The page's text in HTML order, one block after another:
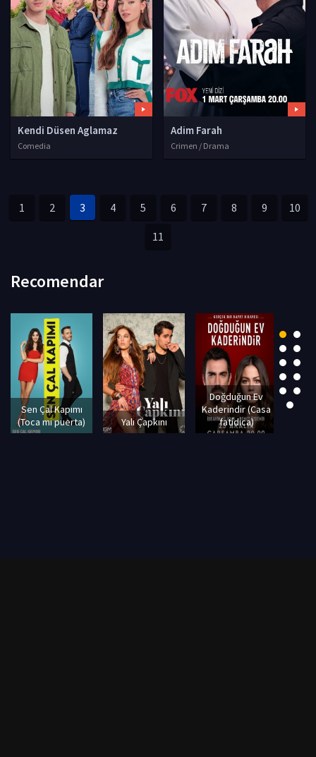
Kendi Düsen Aglamaz
Comedia
Adim Farah
Crimen / Drama
1 2 3 4 5 6 7 8 9 10
11
Recomendar
Sen Çal Kapımı
(Toca mi puerta)
Yalı Çapkını
Doğduğun Ev
Kaderindir (Casa
fatídica)